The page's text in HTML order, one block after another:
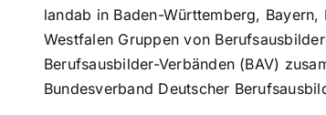
landab in Baden-Württemberg,
Westfalen Gruppen von
Berufsausbilder-Verbänden (BAV)
Bun­des­ver­band Deutscher